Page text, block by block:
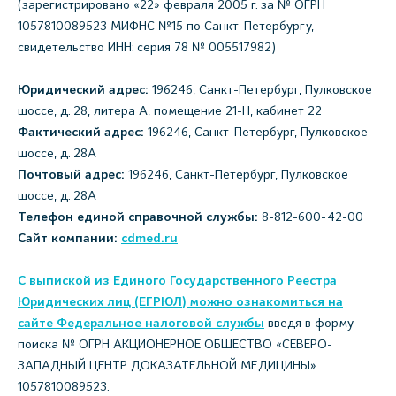
(зарегистрировано «22» февраля 2005 г. за № ОГРН
1057810089523 МИФНС №15 по Санкт-Петербургу,
свидетельство ИНН: серия 78 № 005517982)
Юридический адрес: 196246, Санкт-Петербург, Пулковское
шоссе, д. 28, литера А, помещение 21-Н, кабинет 22
Фактический адрес: 196246, Санкт-Петербург, Пулковское
шоссе, д. 28А
Почтовый адрес: 196246, Санкт-Петербург, Пулковское
шоссе, д. 28А
Телефон единой справочной службы: 8-812-600-42-00
Сайт компании: cdmed.ru
С выпиской из Единого Государственного Реестра
Юридических лиц (ЕГРЮЛ) можно ознакомиться на
сайте Федеральное налоговой службы введя в форму
поиска № ОГРН АКЦИОНЕРНОЕ ОБЩЕСТВО «СЕВЕРО-
ЗАПАДНЫЙ ЦЕНТР ДОКАЗАТЕЛЬНОЙ МЕДИЦИНЫ»
1057810089523.